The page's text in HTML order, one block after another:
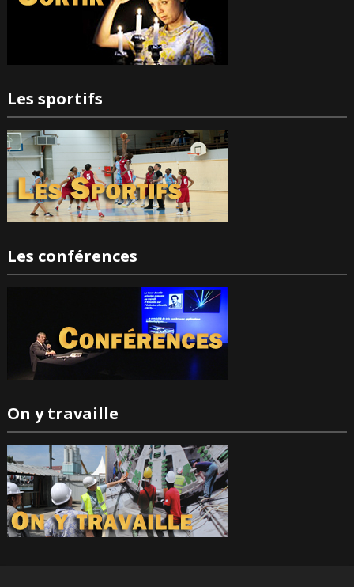
Les sportifs
Les conférences
On y travaille